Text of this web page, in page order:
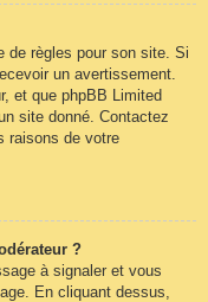
de règles pour son site. Si
un avertissement.
et que phpBB Limited
site donné. Contactez
raisons de votre
?
à signaler et vous
En cliquant dessus,